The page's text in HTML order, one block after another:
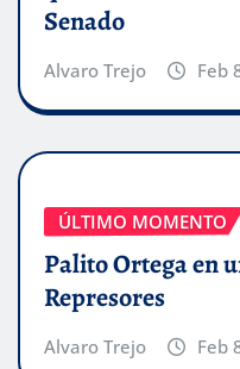
Senado
Alvaro Trejo Feb
ÚLTIMO MOMENTO
Palito Ortega en
Represores
Alvaro Trejo Feb